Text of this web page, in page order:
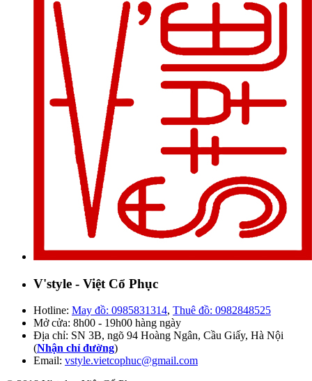
V'style - Việt Cổ Phục
Hotline: May đồ: 0985831314, Thuê đồ: 0982848525
Mở cửa: 8h00 - 19h00 hàng ngày
Địa chỉ: SN 3B, ngõ 94 Hoàng Ngân, Cầu Giấy, Hà Nội
(Nhận chỉ đường)
Email: vstyle.vietcophuc@gmail.com